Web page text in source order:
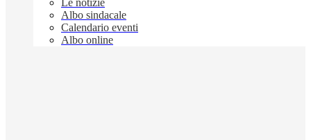
Le notizie
Albo sindacale
Calendario eventi
Albo online